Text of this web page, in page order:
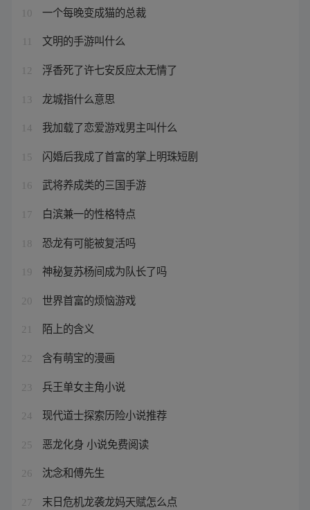
10 一个每晚变成猫的总裁
文明的手游叫什么
12 浮香死了许七安反应太无情了
13 龙城指什么意思
14 我加载了恋爱游戏男主叫什么
15 闪婚后我成了首富的掌上明珠短剧
16 武将养成类的三国手游
17 白滨兼一的性格特点
18 恐龙有可能被复活吗
19 神秘复苏杨间成为队长了吗
20 世界首富的烦恼游戏
21 陌上的含义
22 含有萌宝的漫画
23 兵王单女主角小说
24 现代道士探索历险小说推荐
25 恶龙化身 小说免费阅读
26 沈念和傅先生
27 末日危机龙袭龙妈天赋怎么点